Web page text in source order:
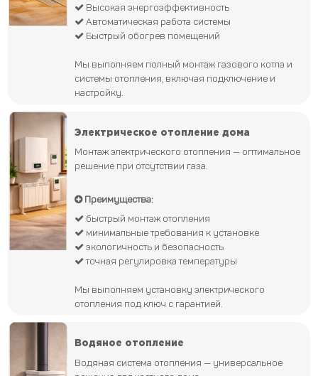
Высокая энергоэффективность
Автоматическая работа системы
Быстрый обогрев помещений
Мы выполняем полный монтаж газового котла и
системы отопления, включая подключение и
настройку.
Электрическое отопление дома
Монтаж электрического отопления — оптимальное
решение при отсутствии газа.
Преимущества:
быстрый монтаж отопления
минимальные требования к установке
экологичность и безопасность
точная регулировка температуры
Мы выполняем установку электрического
отопления под ключ с гарантией.
Водяное отопление
Водяная система отопления — универсальное